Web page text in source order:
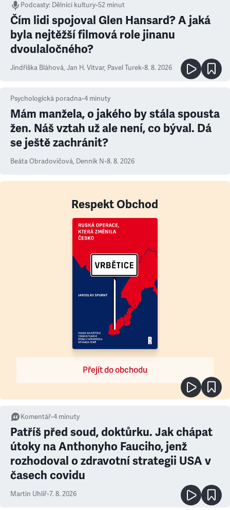
Podcasty: Dělníci kultury•52 minut
Čím lidi spojoval Glen Hansard? A jaká
byla nejtěžší filmová role jinanu
dvoulaločného?
Jindřiška Bláhová, Jan H. Vitvar, Pavel Turek•8. 8. 2026
Psychologická poradna•4 minuty
Mám manžela, o jakého by stála spousta
žen. Náš vztah už ale není, co býval. Dá
se ještě zachránit?
Beáta Obradovičová, Denník N•8. 8. 2026
Respekt Obchod
Přejít do obchodu
Komentář•4 minuty
Patříš před soud, doktůrku. Jak chápat
útoky na Anthonyho Fauciho, jenž
rozhodoval o zdravotní strategii USA v
časech covidu
Martin Uhlíř•7. 8. 2026